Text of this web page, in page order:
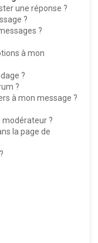
une réponse ?
?
?
à mon
?
?
à mon message ?
?
la page de